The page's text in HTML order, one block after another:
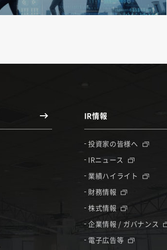
IR情報
投資家の皆様へ
IRニュース
業績ハイライト
財務情報
株式情報
企業情報 / ガバナンス
電子広告等